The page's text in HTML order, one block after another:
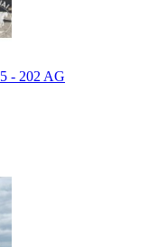
- 202 AG